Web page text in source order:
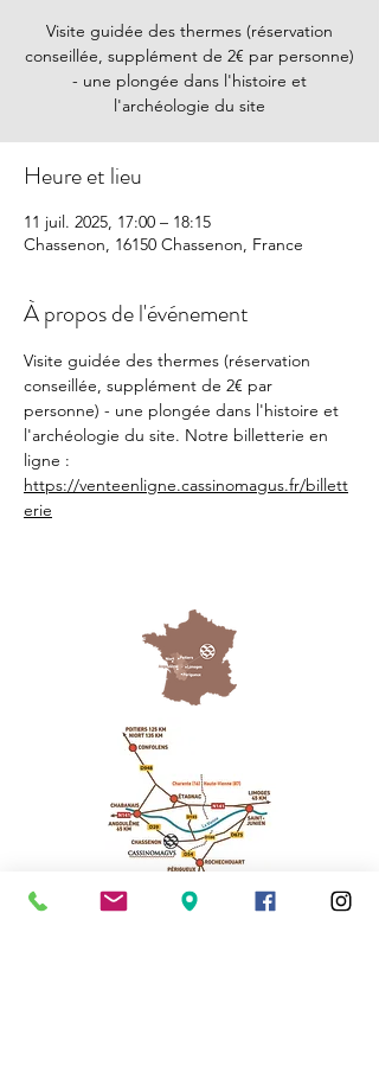
Visite guidée des thermes (réservation
conseillée, supplément de 2€ par personne)
- une plongée dans l'histoire et
l'archéologie du site
Heure et lieu
11 juil. 2025, 17:00 – 18:15
Chassenon, 16150 Chassenon, France
À propos de l'événement
Visite guidée des thermes (réservation
conseillée, supplément de 2€ par
personne) - une plongée dans l'histoire et
l'archéologie du site. Notre billetterie en
ligne :
https://venteenligne.cassinomagus.fr/billett
erie
Cassinomagus